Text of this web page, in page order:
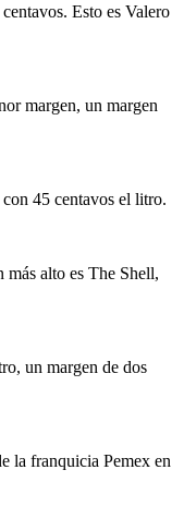
Esto es Valero
margen, un margen
45 centavos el litro.
más alto es The Shell,
un margen de dos
la franquicia Pemex en